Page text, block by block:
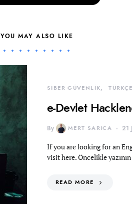
YOU MAY ALSO LIKE
SİBER GÜVENLİK TÜRKÇE
e-Devlet
By MERT SARICA 21
If you are looking for an
visit here. Öncelikle
READ MORE